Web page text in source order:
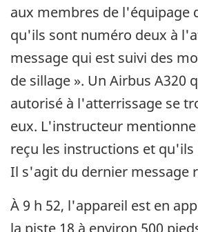
aux membres de l'équipage
qu'ils sont numéro deux à
message qui est suivi des
de sillage ». Un Airbus A320
autorisé à l'atterrissage se
eux. L'instructeur
reçu les instructions et qu'ils
Il s'agit du dernier message
À 9 h 52, l'appareil est en
la piste 18 à environ 500